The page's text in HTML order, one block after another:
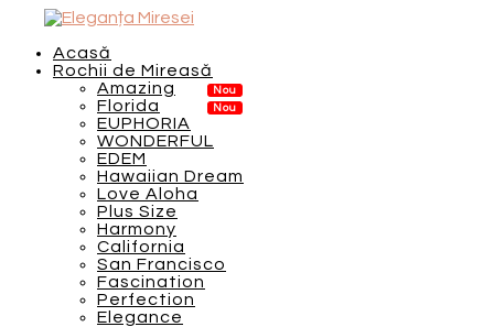
Acasă
Rochii de Mireasă
Amazing
Florida
EUPHORIA
WONDERFUL
EDEM
Hawaiian Dream
Love Aloha
Plus Size
Harmony
California
San Francisco
Fascination
Perfection
Elegance